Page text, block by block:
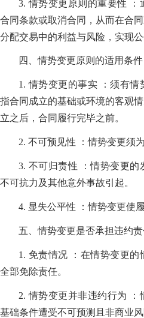
3. 情势变更原则的重要性
合同条款或取消合同，从而在合
分配交易中的利益与风险，实现
四、情势变更原则的适用条件
1. 情势变更的事实 ：须有
指合同成立的基础或环境的客观
立之后，合同履行完毕之前。
2. 不可预见性 ：情势变更须
3. 不可归责性 ：情势变更
不可抗力及其他意外事故引起。
4. 显失公平性 ：情势变更使
五、情势变更是否承担违约
1. 免责情况 ：在情势变更
全部免除责任。
2. 情势变更并非违约行为 ：
基础条件遭受不可预测且非商业